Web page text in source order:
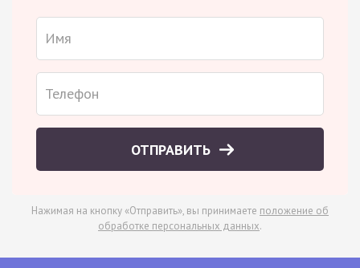
ОТПРАВИТЬ
Нажимая на кнопку «Отправить», вы принимаете положение об
обработке персональных данных.